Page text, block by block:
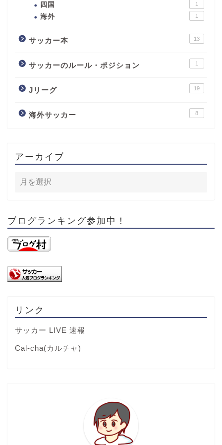
四国 1
海外 1
サッカー本 13
サッカーのルール・ポジション 1
Jリーグ 19
海外サッカー 8
アーカイブ
ブログランキング参加中！
リンク
サッカー LIVE 速報
Cal-cha(カルチャ)